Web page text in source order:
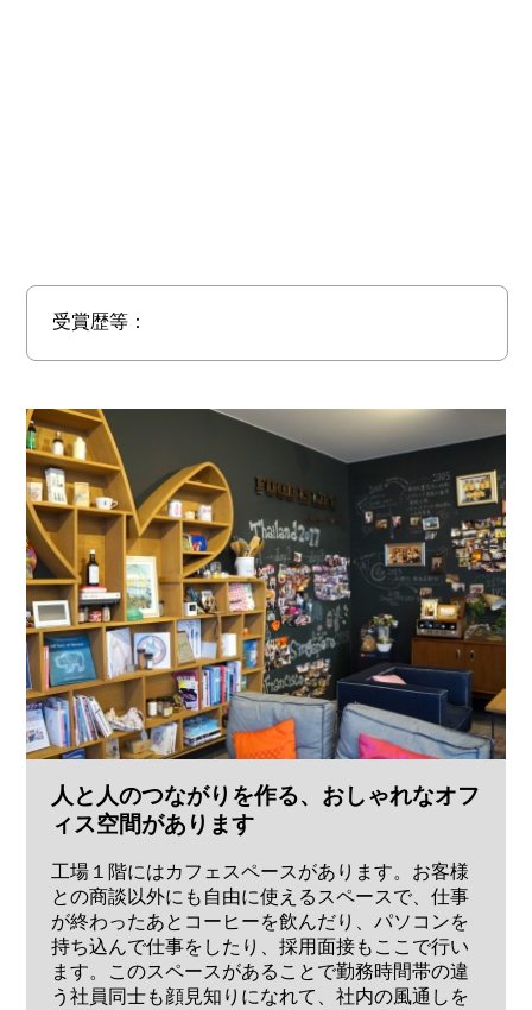
受賞歴等：
人と人のつながりを作る、おしゃれなオフ
ィス空間があります
工場１階にはカフェスペースがあります。お客様
との商談以外にも自由に使えるスペースで、仕事
が終わったあとコーヒーを飲んだり、パソコンを
持ち込んで仕事をしたり、採用面接もここで行い
ます。このスペースがあることで勤務時間帯の違
う社員同士も顔見知りになれて、社内の風通しを